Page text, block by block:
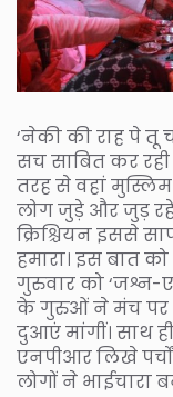
‘नेकी की राह पे तू
सच साबित कर रही
तरह से वहां
लोग जुड़े और जुड़ रहे
क्रिश्चियन इससे
हमारा। इस बात
गुरुवार को ‘जश्न-
के गुरुओं ने मंच पर
दुआएं मांगीं। साथ
एनपीआर लिखे
लोगों ने भाईचारा